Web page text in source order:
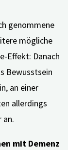
genommene
mögliche
Effekt: Danach
Bewusstsein
an einer
allerdings
an.
mit Demenz